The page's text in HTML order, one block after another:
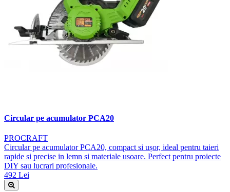
Circular pe acumulator PCA20
PROCRAFT
Circular pe acumulator PCA20, compact si ușor, ideal pentru taieri
rapide si precise in lemn si materiale usoare. Perfect pentru proiecte
DIY sau lucrari profesionale.
492 Lei